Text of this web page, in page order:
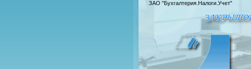
ЗАО "Бухгалтерия.Налоги.Учет"